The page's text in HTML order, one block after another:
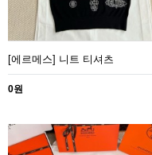
[에르메스] 니트 티셔츠
0원